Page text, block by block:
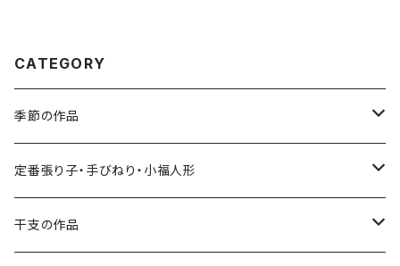
CATEGORY
季節の作品
張り子
手びねり人形
定番張り子・手びねり・小福人形
張り子
干支の作品